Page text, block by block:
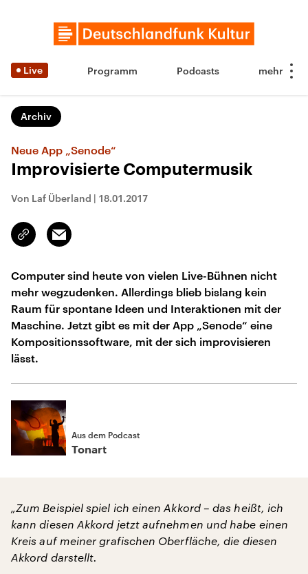
Live Programm Podcasts
Archiv
Neue App „Senode“
Improvisierte Computermusik
Von Laf Überland | 18.01.2017
Link
kopieren/teilen
Email
Computer sind heute von vielen Live-Bühnen nicht
mehr wegzudenken. Allerdings blieb bislang kein
Raum für spontane Ideen und Interaktionen mit der
Maschine. Jetzt gibt es mit der App „Senode“ eine
Kompositionssoftware, mit der sich improvisieren
lässt.
Aus dem Podcast
Tonart
„Zum Beispiel spiel ich einen Akkord – das heißt, ich
kann diesen Akkord jetzt aufnehmen und habe einen
Kreis auf meiner grafischen Oberfläche, die diesen
Akkord darstellt.